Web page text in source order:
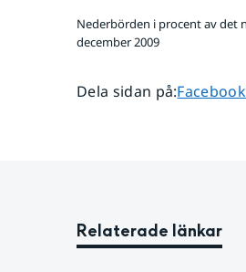
Nederbörden i procent av det
december 2009
Dela sidan på:Dela
Facebook
Relaterade länkar